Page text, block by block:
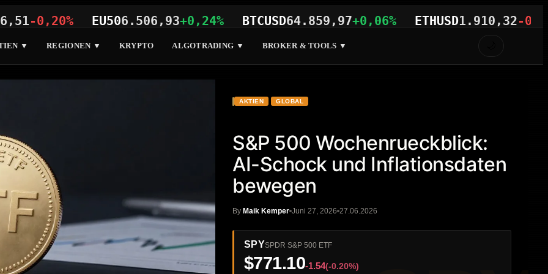
EU50 6.506,93+0,24% BTCUSD64.859,97+0,06% ETHUSD1.910,32-0,29%
▼ REGIONEN ▼ KRYPTO ALGOTRADING ▼ BROKER & TOOLS ▼
AKTIEN GLOBAL
S&P 500 Wochenrueckblick:
AI-Schock und Inflationsdaten
bewegen
By Maik Kemper Juni 27, 2026 27.06.2026
SPYSPDR S&P 500 ETF
$771.10-1.54(-0.20%)